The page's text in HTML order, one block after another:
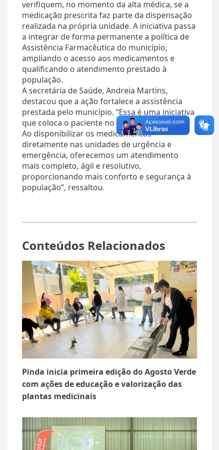
verifiquem, no momento da alta médica, se a
medicação prescrita faz parte da dispensação
realizada na própria unidade. A iniciativa passa
a integrar de forma permanente a política de
Assistência Farmacêutica do município,
ampliando o acesso aos medicamentos e
qualificando o atendimento prestado à
população.
A secretária de Saúde, Andreia Martins,
destacou que a ação fortalece a assistência
prestada pelo município. “Essa é uma iniciativa
que coloca o paciente no centro do cuidado.
Ao disponibilizar os medicamentos
diretamente nas unidades de urgência e
emergência, oferecemos um atendimento
mais completo, ágil e resolutivo,
proporcionando mais conforto e segurança à
população”, ressaltou.
Conteúdos Relacionados
Pinda inicia primeira edição do Agosto Verde
com ações de educação e valorização das
plantas medicinais